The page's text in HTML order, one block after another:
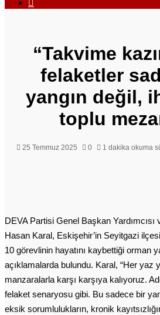
değiştir
yap
“Takvime
felaketler
yangın değil,
toplu
25 Temmuz 2025 0 1 dakika okuma
DEVA Partisi Genel Başkan
Hasan Karal, Eskişehir’in Seyitgazi
10 görevlinin hayatını kaybettiği orman
açıklamalarda bulundu. Karal, “Her yaz
manzaralarla karşı karşıya kalıyoruz.
felaket senaryosu gibi. Bu sadece bir
eksik sorumlulukların, kronik